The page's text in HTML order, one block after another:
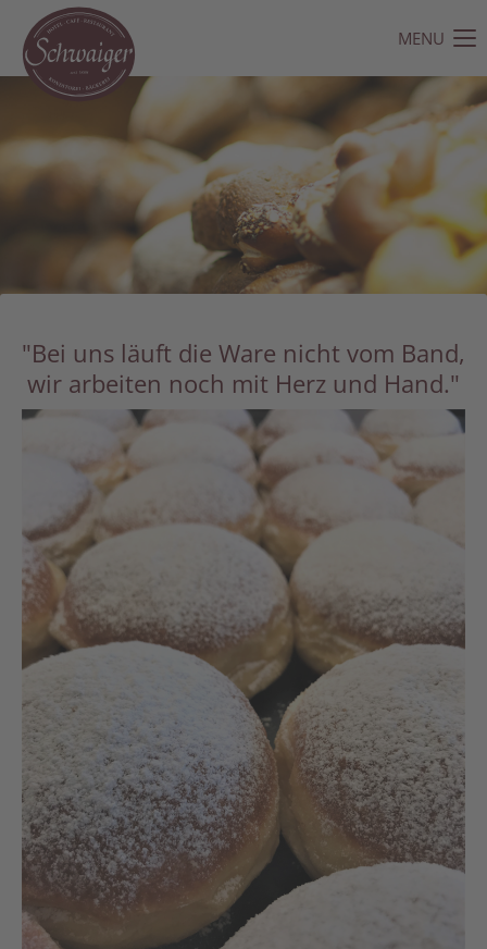
Der Eintrag "offcanvas-col1" existiert leider nicht.
Der Eintrag "offcanvas-col2" existiert leider nicht.
Der Eintrag "offcanvas-col3" existiert leider nicht.
Der Eintrag "offcanvas-col4" existiert leider nicht.
MENU
"Bei uns läuft die Ware nicht vom Band,
wir arbeiten noch mit Herz und Hand."